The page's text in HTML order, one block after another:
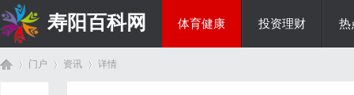
寿阳百科网 体育健康 投资理财 热
门户 资讯 详情